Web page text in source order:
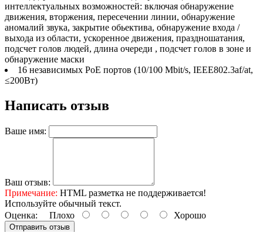
интеллектуальных возможностей: включая обнаружение
движения, вторжения, пересечении линии, обнаружение
аномалий звука, закрытие обьектива, обнаружение входа /
выхода из области, ускоренное движения, праздношатания,
подсчет голов людей, длина очереди , подсчет голов в зоне и
обнаружение маски
16 независимых PoE портов (10/100 Mbit/s, IEEE802.3af/at,
≤200Вт)
Написать отзыв
Ваше имя:
Ваш отзыв:
Примечание: HTML разметка не поддерживается!
Используйте обычный текст.
Оценка: Плохо Хорошо
Отправить отзыв